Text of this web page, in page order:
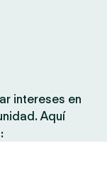
intereses en
Aquí